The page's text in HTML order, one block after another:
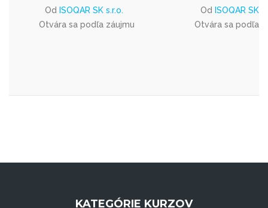
Od ISOQAR SK s.r.o.
Otvára sa podľa záujmu
Od ISOQAR SK
Otvára sa podľa
KATEGÓRIE KURZOV